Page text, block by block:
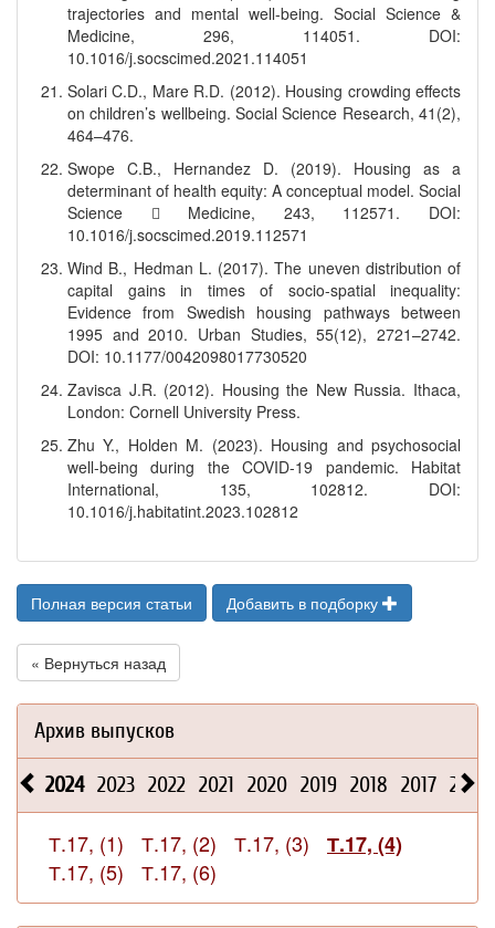
trajectories and mental well-being. Social Science &
Medicine, 296, 114051. DOI:
10.1016/j.socscimed.2021.114051
Solari C.D., Mare R.D. (2012). Housing crowding effects
on children’s wellbeing. Social Science Research, 41(2),
464–476.
Swope C.B., Hernandez D. (2019). Housing as a
determinant of health equity: A conceptual model. Social
Science  Medicine, 243, 112571. DOI:
10.1016/j.socscimed.2019.112571
Wind B., Hedman L. (2017). The uneven distribution of
capital gains in times of socio-spatial inequality:
Evidence from Swedish housing pathways between
1995 and 2010. Urban Studies, 55(12), 2721–2742.
DOI: 10.1177/0042098017730520
Zavisca J.R. (2012). Housing the New Russia. Ithaca,
London: Cornell University Press.
Zhu Y., Holden M. (2023). Housing and psychosocial
well-being during the COVID-19 pandemic. Habitat
International, 135, 102812. DOI:
10.1016/j.habitatint.2023.102812
Полная версия статьи Добавить в подборку
« Вернуться назад
Архив выпусков
2024 2023 2022 2021 2020 2019 2018 2017 2016
Т.17, (1) Т.17, (2) Т.17, (3)
Т.17, (4)
Т.17, (5)
Т.17, (6)